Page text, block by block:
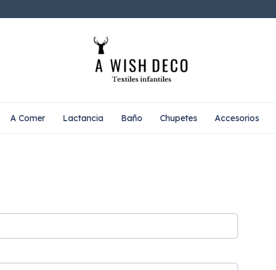
A Comer Lactancia Baño Chupetes Accesorios